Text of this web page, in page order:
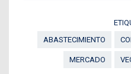
ABASTECIMIENTO
MERCADO